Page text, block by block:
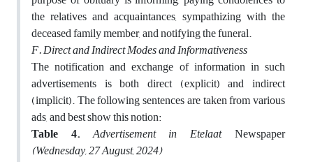
the relatives and acquaintances, sympathizing with the
deceased family member, and notifying the funeral.
F.Direct and Indirect Modes and Informativeness
The notification and exchange of information in such
advertisements is both direct (explicit) and indirect
(implicit). The following sentences are taken from various
ads, and best show this notion:
Table 4.
Advertisement in EtelaatNewspaper
(Wednesday, 27 August, 2024)